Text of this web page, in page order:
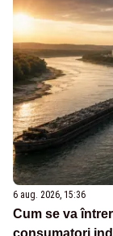
6 aug. 2026, 15:36
Cum se va
consumatori